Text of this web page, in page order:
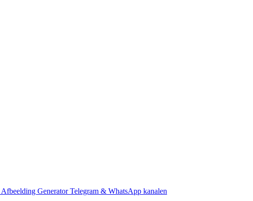
Afbeelding GeneratorTelegram & WhatsApp kanalen